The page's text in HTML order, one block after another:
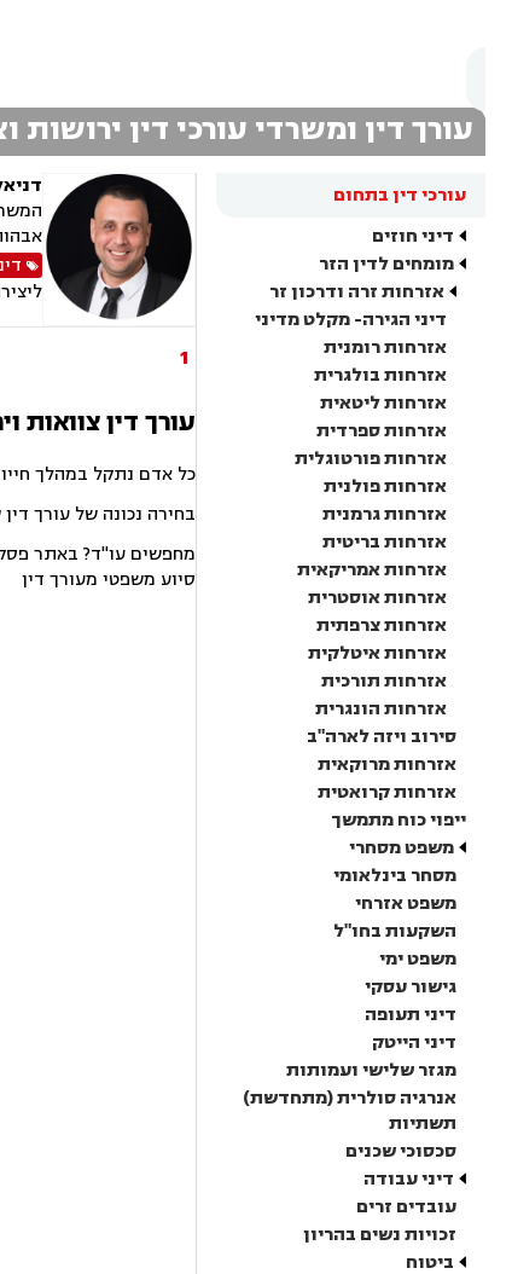
עורך דין ומשרדי עורכי דין
עורכי דין בתחום
דיני חוזים
מומחים לדין הזר
אזרחות זרה ודרכון זר
דיני הגירה- מקלט מדיני
אזרחות רומנית
אזרחות בולגרית
אזרחות ליטאית
אזרחות ספרדית
אזרחות פורטוגלית
אזרחות פולנית
אזרחות גרמנית
אזרחות בריטית
אזרחות אמריקאית
אזרחות אוסטרית
אזרחות צרפתית
אזרחות איטלקית
אזרחות תורכית
אזרחות הונגרית
סירוב ויזה לארה"ב
אזרחות מרוקאית
אזרחות קרואטית
ייפוי כוח מתמשך
משפט מסחרי
מסחר בינלאומי
משפט אזרחי
השקעות בחו"ל
משפט ימי
גישור עסקי
דיני תעופה
דיני הייטק
מגזר שלישי ועמותות
אנרגיה סולרית (מתחדשת)
תשתיות
סכסוכי שכנים
דיני עבודה
עובדים זרים
זכויות נשים בהריון
ביטוח
1
עורך דין צוואות
כל אדם נתקל במהלך
בחירה נכונה של עורך
מחפשים עו"ד? באתר
סיוע משפטי מעורך דין